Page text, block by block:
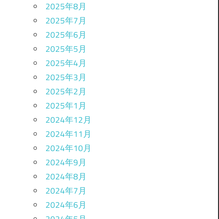
2025年8月
2025年7月
2025年6月
2025年5月
2025年4月
2025年3月
2025年2月
2025年1月
2024年12月
2024年11月
2024年10月
2024年9月
2024年8月
2024年7月
2024年6月